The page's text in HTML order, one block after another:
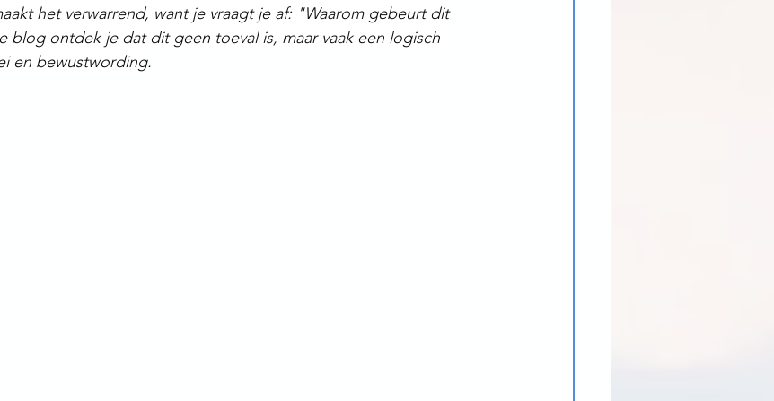
het verwarrend, want je vraagt je af: "Waarom gebeurt dit
blog ontdek je dat dit geen toeval is, maar vaak een logisch
en bewustwording.